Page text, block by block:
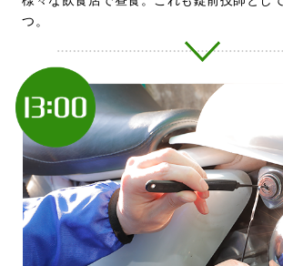
つ。